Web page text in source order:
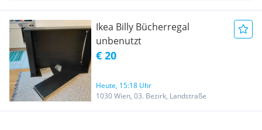
Ikea Billy Bücherregal
unbenutzt
€ 20
Heute, 15:18 Uhr
1030 Wien, 03. Bezirk, Landstraße